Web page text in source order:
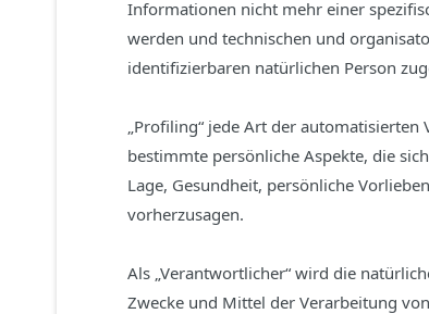
Informationen nicht mehr einer
werden und technischen und
identifizierbaren natürlichen Person
„Profiling“ jede Art der
bestimmte persönliche Aspekte, die
Lage, Gesundheit, persönliche
vorherzusagen.
Als „Verantwortlicher“ wird die
Zwecke und Mittel der Verarbeitung